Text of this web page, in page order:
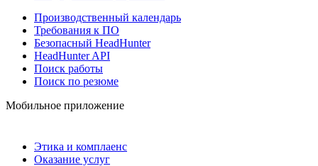
Производственный календарь
Требования к ПО
Безопасный HeadHunter
HeadHunter API
Поиск работы
Поиск по резюме
Мобильное приложение
Этика и комплаенс
Оказание услуг